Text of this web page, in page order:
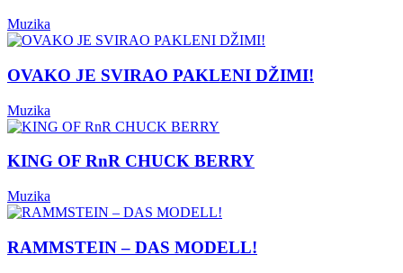
Muzika
OVAKO JE SVIRAO PAKLENI DŽIMI!
Muzika
KING OF RnR CHUCK BERRY
Muzika
RAMMSTEIN – DAS MODELL!